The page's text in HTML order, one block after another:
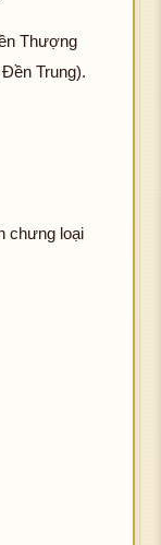
Thượng
Trung).
chưng loại